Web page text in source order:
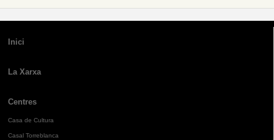
Inici
La Xarxa
Centres
Casa de Cultura
Casal Torreblanca